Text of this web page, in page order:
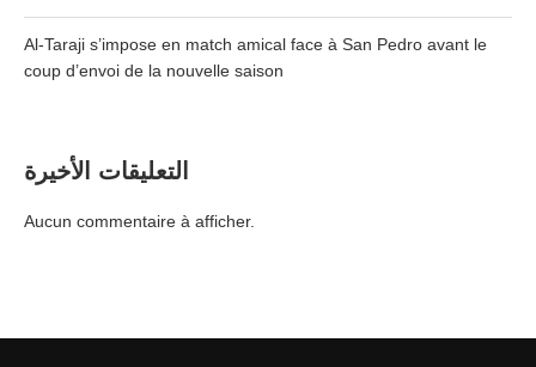
Al-Taraji s’impose en match amical face à San Pedro avant le
coup d’envoi de la nouvelle saison
التعليقات الأخيرة
Aucun commentaire à afficher.